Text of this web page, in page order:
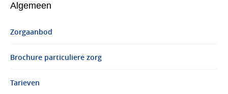
Algemeen
Zorgaanbod
Brochure particuliere zorg
Tarieven